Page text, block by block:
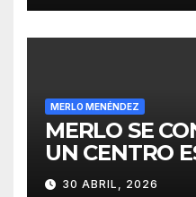
MERLO MENÉNDEZ
MERLO SE
UN CENTRO
PARA EL
30 ABRIL, 2026